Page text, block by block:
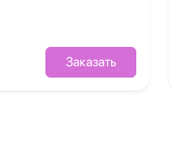
Заказать